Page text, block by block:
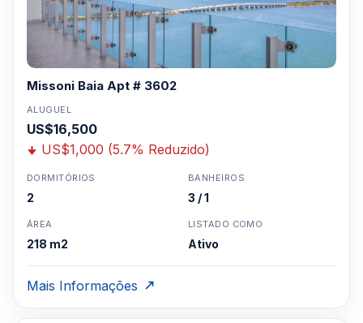
Missoni Baia Apt # 3602
ALUGUEL
US$16,500
US$1,000 (5.7% Reduzido)
DORMITÓRIOS
2
BANHEIROS
3 / 1
ÁREA
218 m2
LISTADO COMO
Ativo
Mais Informações